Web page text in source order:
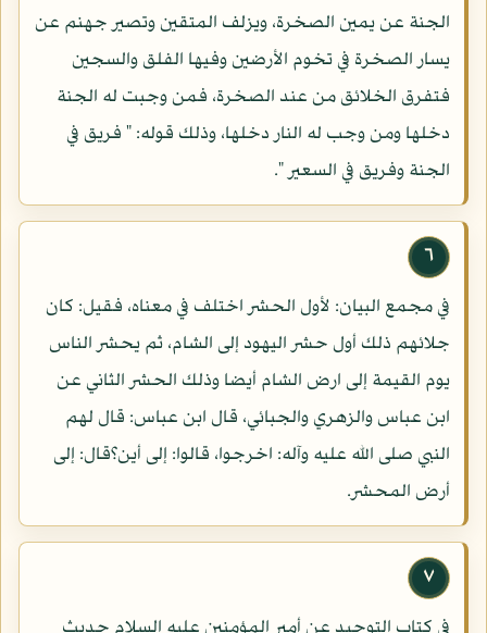
الجنة عن يمين الصخرة، ويزلف المتقين وتصير جهنم عن
يسار الصخرة في تخوم الأرضين وفيها الفلق والسجين
فتفرق الخلائق من عند الصخرة، فمن وجبت له الجنة
دخلها ومن وجب له النار دخلها، وذلك قوله: " فريق في
الجنة وفريق في السعير ".
٦
في مجمع البيان: لأول الحشر اختلف في معناه، فقيل: كان
جلائهم ذلك أول حشر اليهود إلى الشام، ثم يحشر الناس
يوم القيمة إلى ارض الشام أيضا وذلك الحشر الثاني عن
ابن عباس والزهري والجبائي، قال ابن عباس: قال لهم
النبي صلى الله عليه وآله: اخرجوا، قالوا: إلى أين؟قال: إلى
أرض المحشر.
٧
في كتاب التوحيد عن أمير المؤمنين عليه السلام حديث